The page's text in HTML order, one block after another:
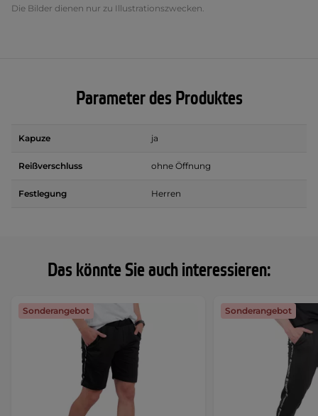
Das könnte Sie auch interessieren:
Sonderangebot Sonderangebot
Die Bilder dienen nur zu Illustrationszwecken.
Parameter des Produktes
Kapuze ja
Reißverschluss ohne Öffnung
Festlegung Herren